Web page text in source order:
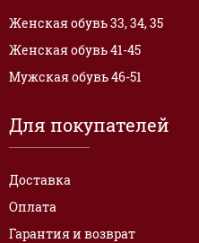
Женская обувь 33, 34, 35
Женская обувь 41-45
Мужская обувь 46-51
Для покупателей
Доставка
Оплата
Гарантия и возврат